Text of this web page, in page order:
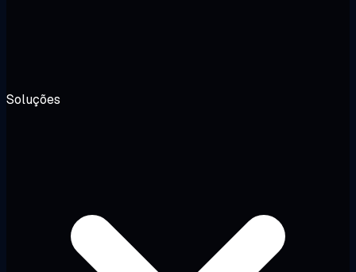
Soluções